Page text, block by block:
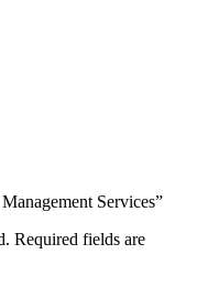
Services”
Required fields are